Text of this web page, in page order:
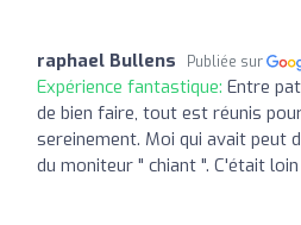
raphael Bullens Publiée sur
Expérience fantastique: Entre
de bien faire, tout est réunis
sereinement. Moi qui avait peut
du moniteur " chiant ". C'était loin